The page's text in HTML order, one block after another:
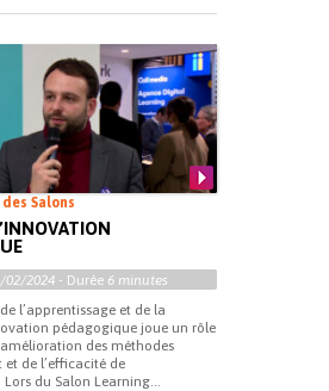
Salons
02/2024 - Durée 6 minutes
l’apprentissage et de la
pédagogique joue un rôle
des méthodes
et de l’efficacité de
Lors du Salon Learning...